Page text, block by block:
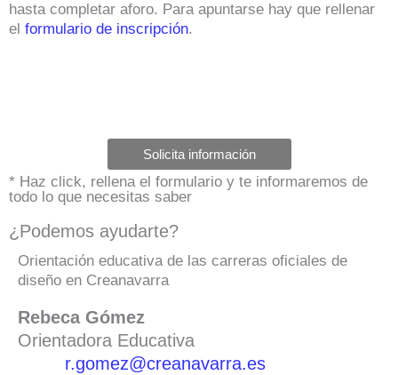
hasta completar aforo. Para apuntarse hay que rellenar
el formulario de inscripción.
Solicita información
* Haz click, rellena el formulario y te informaremos de
todo lo que necesitas saber
¿Podemos ayudarte?
Orientación educativa de las carreras oficiales de
diseño en Creanavarra
Rebeca Gómez
Orientadora Educativa
r.gomez@creanavarra.es